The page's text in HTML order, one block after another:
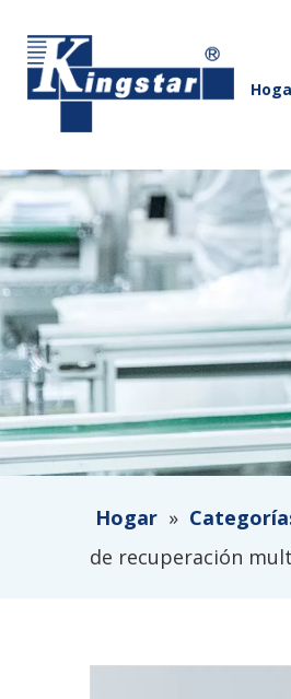
Hogar »
de recuperación